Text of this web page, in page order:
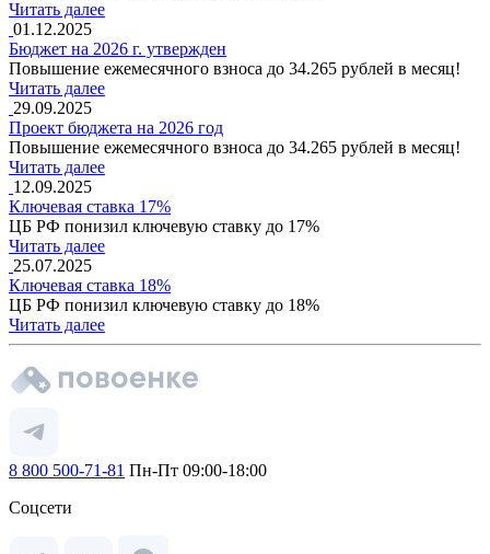
Читать далее
01.12.2025
Бюджет на 2026 г. утвержден
Повышение ежемесячного взноса до 34.265 рублей в месяц!
Читать далее
29.09.2025
Проект бюджета на 2026 год
Повышение ежемесячного взноса до 34.265 рублей в месяц!
Читать далее
12.09.2025
Ключевая ставка 17%
ЦБ РФ понизил ключевую ставку до 17%
Читать далее
25.07.2025
Ключевая ставка 18%
ЦБ РФ понизил ключевую ставку до 18%
Читать далее
8 800 500-71-81 Пн-Пт 09:00-18:00
Соцсети